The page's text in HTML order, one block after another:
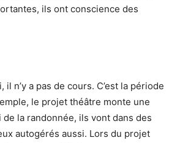
ils ont conscience des
n’y a pas de cours. C’est la période
le projet théâtre monte une
la randonnée, ils vont dans des
autogérés aussi. Lors du projet